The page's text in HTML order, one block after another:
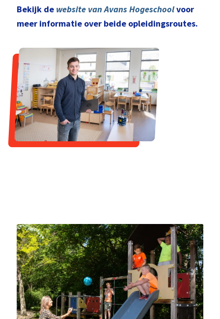
Bekijk de website van Avans Hogeschoolvoor
meer informatie over beide opleidingsroutes.